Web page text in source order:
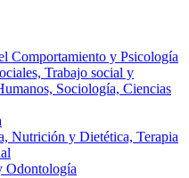
Comportamiento y Psicología
Trabajo social y
Sociología, Ciencias
Nutrición y Dietética, Terapia
Odontología